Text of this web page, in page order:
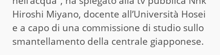
Hiroshi Miyano, docente all’Università Hosei
e a capo di una commissione di studio sullo
smantellamento della centrale giapponese.